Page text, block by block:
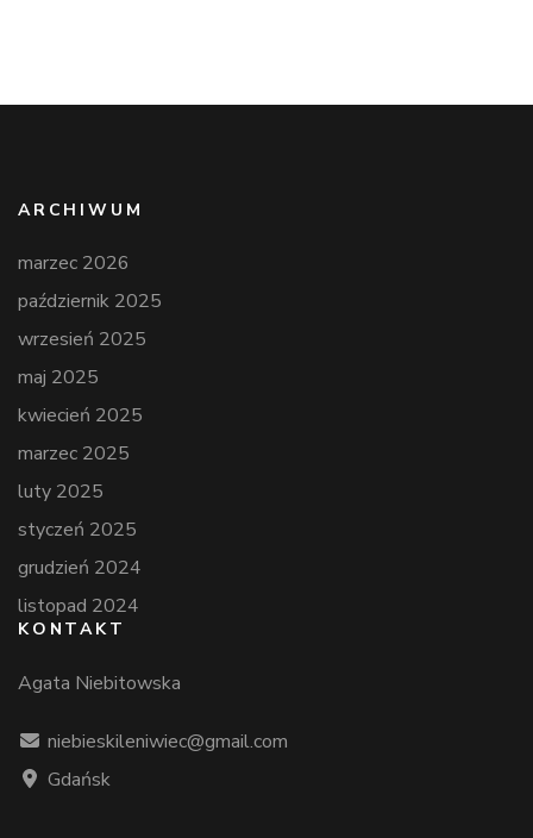
ARCHIWUM
marzec 2026
październik 2025
wrzesień 2025
maj 2025
kwiecień 2025
marzec 2025
luty 2025
styczeń 2025
grudzień 2024
listopad 2024
KONTAKT
Agata Niebitowska
niebieskileniwiec@gmail.com
Gdańsk